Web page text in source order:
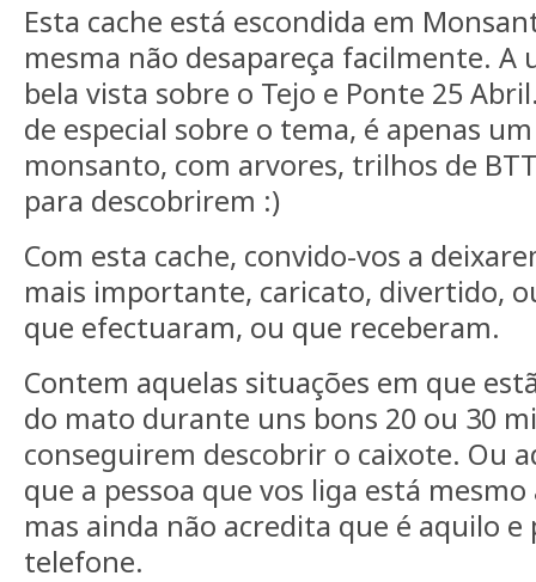
Esta cache está escondida em
mesma não desapareça facilmente.
bela vista sobre o Tejo e Ponte 25
de especial sobre o tema, é apenas
monsanto, com arvores, trilhos de
para descobrirem :)
Com esta cache, convido-vos a
mais importante, caricato, divertido,
que efectuaram, ou que receberam.
Contem aquelas situações em que
do mato durante uns bons 20 ou 30
conseguirem descobrir o caixote. Ou
que a pessoa que vos liga está
mas ainda não acredita que é aquilo
telefone.